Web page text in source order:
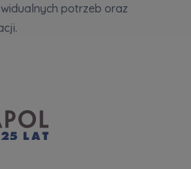
potrzeb oraz